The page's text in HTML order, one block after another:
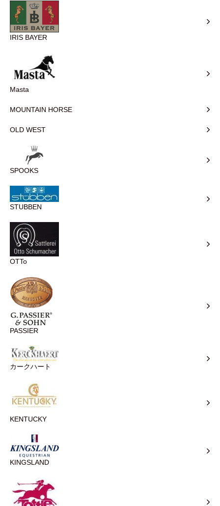
IRIS BAYER
Masta
MOUNTAIN HORSE
OLD WEST
SPOOKS
STUBBEN
OTTo
PASSIER
カークハート
KENTUCKY
KINGSLAND